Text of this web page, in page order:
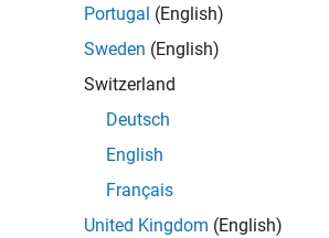
Portugal (English)
Sweden (English)
Switzerland
Deutsch
English
Français
United Kingdom (English)